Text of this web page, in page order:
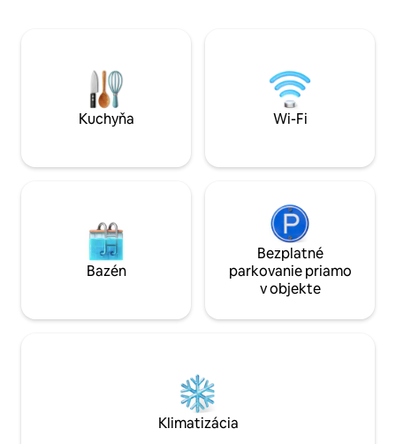
parkovanie + vhodné pre domáce
vyvýšenom mieste – blízko všetkého, ale
ďaleko od hluku.
hodvábnou
bielizňou. Veľká
sprche a detské
Kuchyňa Wi-Fi
Bazén
Bezplatné
parkovanie priamo
v objekte
Klimatizácia